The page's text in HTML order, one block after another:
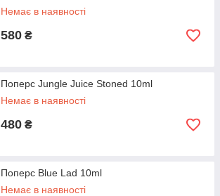
Немає в наявності
580 ₴
Поперс Jungle Juice Stoned 10ml
Немає в наявності
480 ₴
Поперс Blue Lad 10ml
Немає в наявності